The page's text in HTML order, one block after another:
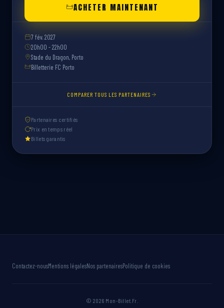
ACHETER MAINTENANT
7 fév. 2027
20h00 - 22h00
Stade du Dragon, Porto
Billetterie FC Porto
COMPARER TOUS LES PARTENAIRES
Partenaires certifiés
Prix en temps réel
Billets garantis
Contactez-nousMentions légalesNos partenairesPolitique de cookies
© 2026 Mon-Billet.Fr.